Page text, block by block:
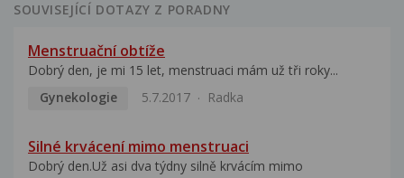
SOUVISEJÍCÍ DOTAZY Z PORADNY
Menstruační obtíže
Dobrý den, je mi 15 let, menstruaci mám už tři roky...
Gynekologie
5.7.2017 Radka
Silné krvácení mimo menstruaci
Dobrý den.Už asi dva týdny silně krvácím mimo